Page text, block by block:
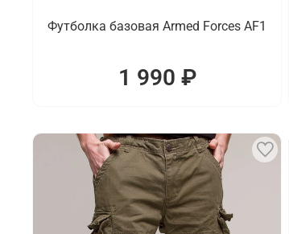
Футболка базовая Armed Forces AF1
1 990 ₽